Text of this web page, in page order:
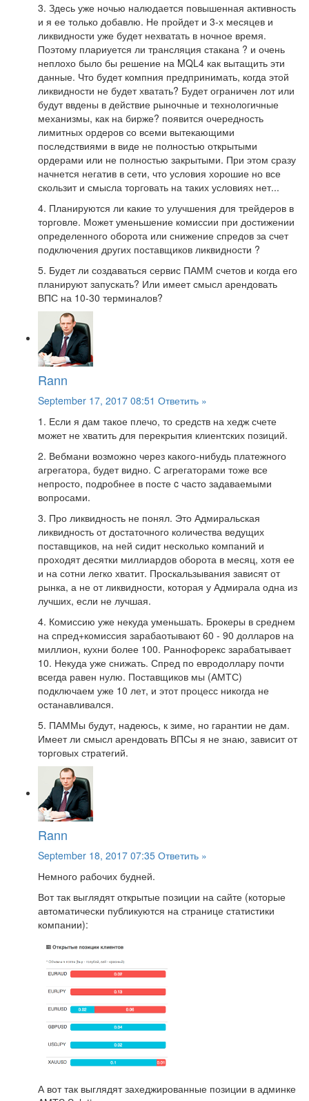
3. Здесь уже ночью налюдается повышенная активность
и я ее только добавлю. Не пройдет и 3-х месяцев и
ликвидности уже будет нехватать в ночное время.
Поэтому плариуется ли трансляция стакана ? и очень
неплохо было бы решение на MQL4 как вытащить эти
данные. Что будет компния предпринимать, когда этой
ликвидности не будет хватать? Будет ограничен лот или
будут ввдены в действие рыночные и технологичные
механизмы, как на бирже? появится очередность
лимитных ордеров со всеми вытекающими
последствиями в виде не полностью открытыми
ордерами или не полностью закрытыми. При этом сразу
начнется негатив в сети, что условия хорошие но все
скользит и смысла торговать на таких условиях нет...
4. Планируются ли какие то улучшения для трейдеров в
торговле. Может уменьшение комиссии при достижении
определенного оборота или снижение спредов за счет
подключения других поставщиков ликвидности ?
5. Будет ли создаваться сервис ПАММ счетов и когда его
планируют запускать? Или имеет смысл арендовать
ВПС на 10-30 терминалов?
Rann
September 17, 2017 08:51 Ответить »
1. Если я дам такое плечо, то средств на хедж счете
может не хватить для перекрытия клиентских позиций.
2. Вебмани возможно через какого-нибудь платежного
агрегатора, будет видно. С агрегаторами тоже все
непросто, подробнее в посте c часто задаваемыми
вопросами.
3. Про ликвидность не понял. Это Адмиральская
ликвидность от достаточного количества ведущих
поставщиков, на ней сидит несколько компаний и
проходят десятки миллиардов оборота в месяц, хотя ее
и на сотни легко хватит. Проскальзывания зависят от
рынка, а не от ликвидности, которая у Адмирала одна из
лучших, если не лучшая.
4. Комиссию уже некуда уменьшать. Брокеры в среднем
на спред+комиссия зарабаотывают 60 - 90 долларов на
миллион, кухни более 100. Раннофорекс зарабатывает
10. Некуда уже снижать. Спред по евродоллару почти
всегда равен нулю. Поставщиков мы (АМТС)
подключаем уже 10 лет, и этот процесс никогда не
останавливался.
5. ПАММы будут, надеюсь, к зиме, но гарантии не дам.
Имеет ли смысл арендовать ВПСы я не знаю, зависит от
торговых стратегий.
Rann
September 18, 2017 07:35 Ответить »
Немного рабочих будней.
Вот так выглядят открытые позиции на сайте (которые
автоматически публикуются на странице статистики
компании):
А вот так выглядят захеджированные позиции в админке